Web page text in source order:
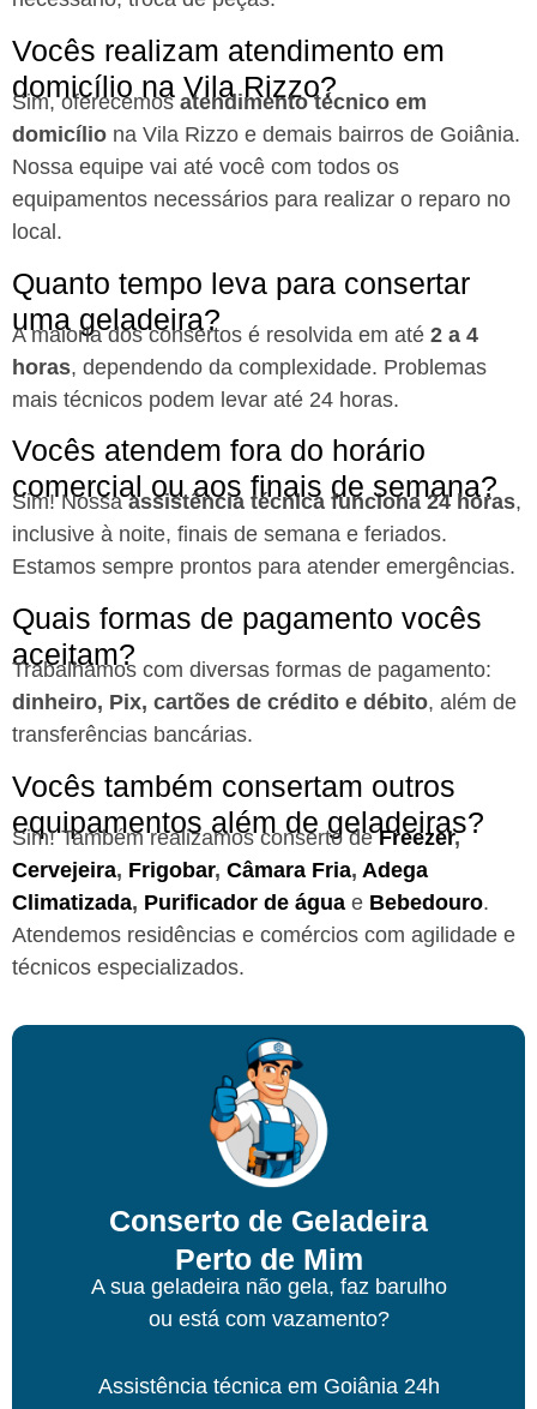
Vocês realizam atendimento em
domicílio na Vila Rizzo?
Sim, oferecemos atendimento técnico em
domicílio na Vila Rizzo e demais bairros de Goiânia.
Nossa equipe vai até você com todos os
equipamentos necessários para realizar o reparo no
local.
Quanto tempo leva para consertar
uma geladeira?
A maioria dos consertos é resolvida em até 2 a 4
horas, dependendo da complexidade. Problemas
mais técnicos podem levar até 24 horas.
Vocês atendem fora do horário
comercial ou aos finais de semana?
Sim! Nossaassistência técnica funciona 24 horas,
inclusive à noite, finais de semana e feriados.
Estamos sempre prontos para atender emergências.
Quais formas de pagamento vocês
aceitam?
Trabalhamos com diversas formas de pagamento:
dinheiro, Pix, cartões de crédito e débito, além de
transferências bancárias.
Vocês também consertam outros
equipamentos além de geladeiras?
Sim! Também realizamos conserto deFreezer,
Cervejeira, Frigobar, Câmara Fria, Adega
Climatizada, Purificador de água e Bebedouro.
Atendemos residências e comércios com agilidade e
técnicos especializados.
Conserto de Geladeira
Perto de Mim
A sua geladeira não gela, faz barulho
ou está com vazamento?
Assistência técnica em Goiânia24h